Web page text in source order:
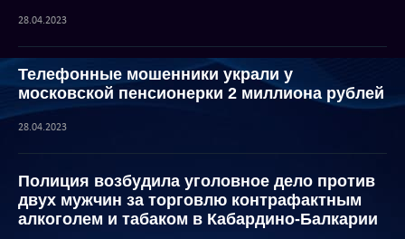
28.04.2023
Телефонные мошенники украли у
московской пенсионерки 2 миллиона рублей
28.04.2023
Полиция возбудила уголовное дело против
двух мужчин за торговлю контрафактным
алкоголем и табаком в Кабардино-Балкарии